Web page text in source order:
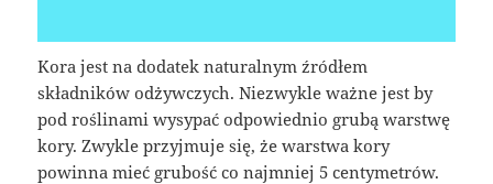
Kora jest na dodatek naturalnym źródłem
składników odżywczych. Niezwykle ważne jest by
pod roślinami wysypać odpowiednio grubą warstwę
kory. Zwykle przyjmuje się, że warstwa kory
powinna mieć grubość co najmniej 5 centymetrów.